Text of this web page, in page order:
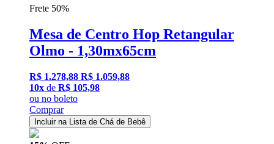
Frete 50%
Mesa de Centro Hop Retangular
Olmo - 1,30mx65cm
R$ 1.278,88 R$ 1.059,88
10x de R$ 105,98
ou no boleto
Comprar
Incluir na Lista de Chá de Bebê